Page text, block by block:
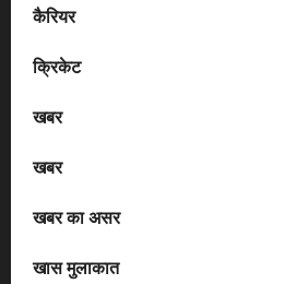
कैरियर
क्रिकेट
खबर
खबर
खबर का असर
खास मुलाकात